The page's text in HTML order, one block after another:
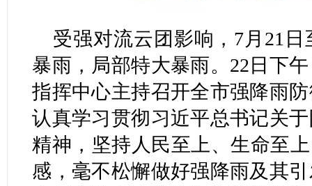
受强对流云团影响，7月21
暴雨，局部特大暴雨。22日下
指挥中心主持召开全市强降雨
认真学习贯彻习近平总书记关
精神，坚持人民至上、生命至
感，毫不松懈做好强降雨及其